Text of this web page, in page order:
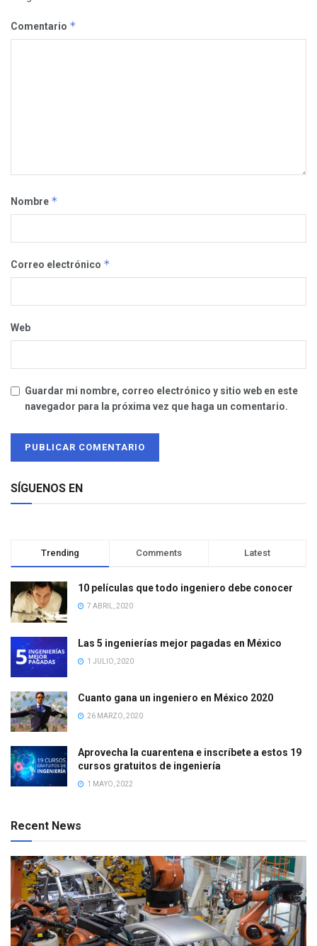
Comentario *
Nombre *
Correo electrónico *
Web
Guardar mi nombre, correo electrónico y sitio web en este
navegador para la próxima vez que haga un comentario.
SÍGUENOS EN
Trending Comments Latest
10 películas que todo ingeniero debe conocer
7 ABRIL, 2020
Las 5 ingenierías mejor pagadas en México
1 JULIO, 2020
Cuanto gana un ingeniero en México 2020
26 MARZO, 2020
Aprovecha la cuarentena e inscríbete a estos 19
cursos gratuitos de ingeniería
1 MAYO, 2022
Recent News